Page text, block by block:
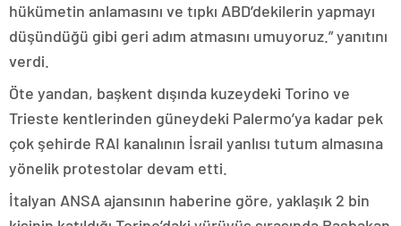
hükümetin anlamasını ve tıpkı ABD’dekilerin yapmayı
düşündüğü gibi geri adım atmasını umuyoruz.” yanıtını
verdi.
Öte yandan, başkent dışında kuzeydeki Torino ve
Trieste kentlerinden güneydeki Palermo’ya kadar pek
çok şehirde RAI kanalının İsrail yanlısı tutum almasına
yönelik protestolar devam etti.
İtalyan ANSA ajansının haberine göre, yaklaşık 2 bin